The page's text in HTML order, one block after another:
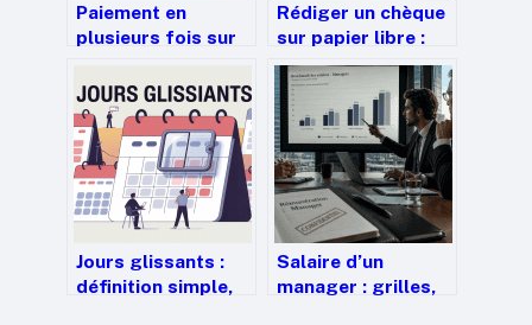
Paiement en
plusieurs fois sur
ça marche vraiment
?
Rédiger un chèque
sur papier libre :
mode d’emploi clair
et complet
Jours glissants :
définition simple,
Salaire d’un
manager : grilles,